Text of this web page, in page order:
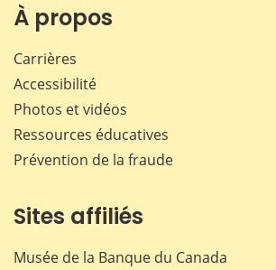
À propos
Carrières
Accessibilité
Photos et vidéos
Ressources éducatives
Prévention de la fraude
Sites affiliés
Musée de la Banque du Canada